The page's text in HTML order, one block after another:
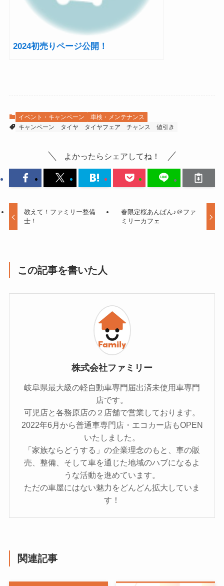
2024初売りページ公開！
イベント・キャンペーン
車検・メンテナンス
キャンペーン
タイヤ タイヤフェア チャンス 値引き
よかったらシェアしてね！
教えて！ファミリー整備
士！
春限定桜あんぱん♪＠ファ
ミリーカフェ
この記事を書いた人
株式会社ファミリー
岐阜県最大級の軽自動車専門届出済未使用車専門
店です。
可児店と各務原店の２店舗で営業しております。
2022年6月から普通車専門店・エコカー店もOPEN
いたしました。
「家族ならどうする」の企業理念のもと、車の販
売、整備、そして車を通じた地域のハブになるよ
うな活動を進めています。
ただの車屋にはない魅力をどんどん拡大していま
す！
関連記事